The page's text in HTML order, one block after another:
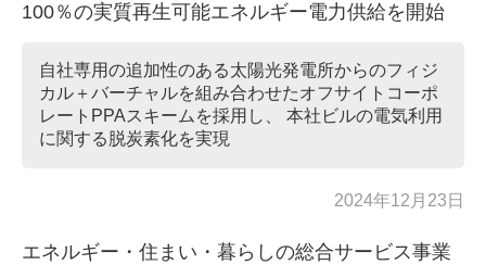
100％の実質再生可能エネルギー電力供給を開始
自社専用の追加性のある太陽光発電所からのフィジ
カル＋バーチャルを組み合わせたオフサイトコーポ
レートPPAスキームを採用し、 本社ビルの電気利用
に関する脱炭素化を実現
2024年12月23日
エネルギー・住まい・暮らしの総合サービス事業